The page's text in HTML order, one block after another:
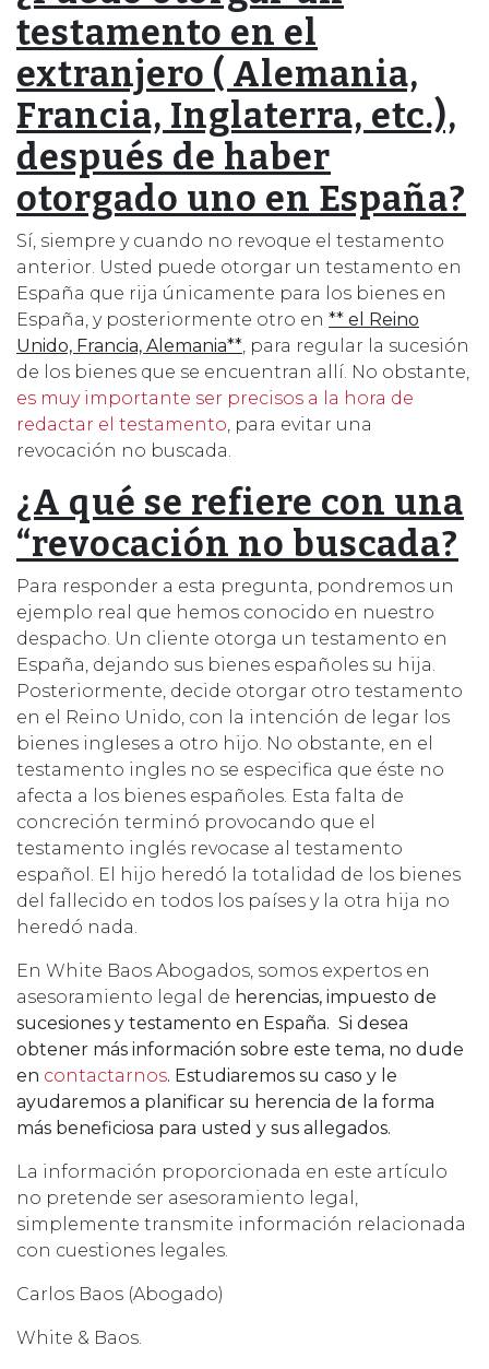
testamento en el
extranjero ( Alemania,
Francia, Inglaterra, etc.),
después de haber
otorgado uno en España?
Sí, siempre y cuando no revoque el testamento
anterior. Usted puede otorgar un testamento en
España que rija únicamente para los bienes en
España, y posteriormente otro en ** el Reino
Unido, Francia, Alemania** , para regular la sucesión
de los bienes que se encuentran allí. No obstante,
es muy importante ser precisos a la hora de
redactar el testamento , para evitar una
revocación no buscada.
¿A qué se refiere con una
“revocación no buscada?
Para responder a esta pregunta, pondremos un
ejemplo real que hemos conocido en nuestro
despacho. Un cliente otorga un testamento en
España, dejando sus bienes españoles su hija.
Posteriormente, decide otorgar otro testamento
en el Reino Unido, con la intención de legar los
bienes ingleses a otro hijo. No obstante, en el
testamento ingles no se especifica que éste no
afecta a los bienes españoles. Esta falta de
concreción terminó provocando que el
testamento inglés revocase al testamento
español. El hijo heredó la totalidad de los bienes
del fallecido en todos los países y la otra hija no
heredó nada.
En White Baos Abogados, somos expertos en
asesoramiento legal de herencias, impuesto de
sucesiones y testamento en España. Si desea
obtener más información sobre este tema, no dude
en contactarnos. Estudiaremos su caso y le
ayudaremos a planificar su herencia de la forma
más beneficiosa para usted y sus allegados.
La información proporcionada en este artículo
no pretende ser asesoramiento legal,
simplemente transmite información relacionada
con cuestiones legales.
Carlos Baos (Abogado)
White & Baos.